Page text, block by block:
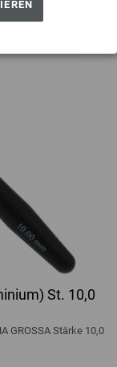
St. 10,0
GROSSA Stärke 10,0